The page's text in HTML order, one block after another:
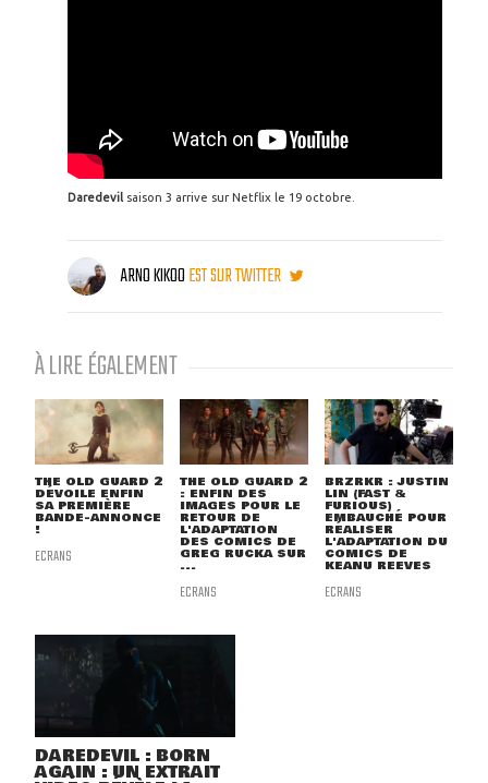
Daredevil saison 3 arrive sur Netflix le 19 octobre.
ARNO KIKOOEST SUR TWITTER
À LIRE ÉGALEMENT
THE OLD GUARD 2
DÉVOILE ENFIN
SA PREMIÈRE
BANDE-ANNONCE
!
ECRANS
THE OLD GUARD 2
: ENFIN DES
IMAGES POUR LE
RETOUR DE
L'ADAPTATION
DES COMICS DE
GREG RUCKA SUR
...
ECRANS
BRZRKR : JUSTIN
LIN (FAST &
FURIOUS)
EMBAUCHÉ POUR
RÉALISER
L'ADAPTATION DU
COMICS DE
KEANU REEVES
ECRANS
DAREDEVIL : BORN
AGAIN : UN EXTRAIT